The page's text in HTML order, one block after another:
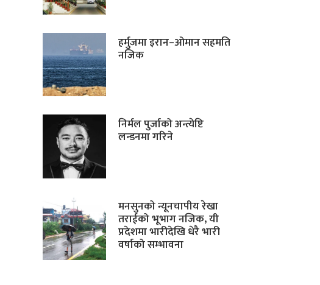
हर्मुजमा इरान–ओमान सहमति
नजिक
निर्मल पुर्जाको अन्त्येष्टि
लन्डनमा गरिने
मनसुनको न्यूनचापीय रेखा
तराईको भूभाग नजिक, यी
प्रदेशमा भारीदेखि धेरै भारी
वर्षाको सम्भावना